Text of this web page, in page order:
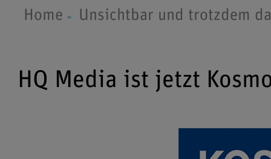
Home Unsichtbar und trotzdem
HQ Media ist jetzt